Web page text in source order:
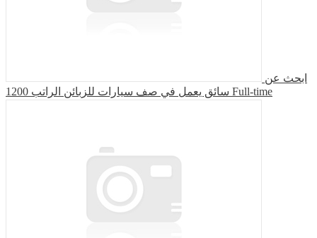
ابحث عن
سائق يعمل في صف سيارات للزبائن الراتب 1200 Full-time